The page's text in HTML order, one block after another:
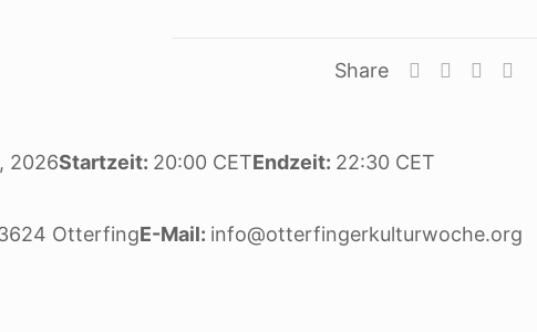
Share
2026Startzeit: 20:00 CETEndzeit: 22:30 CET
OtterfingE-Mail: info@otterfingerkulturwoche.org